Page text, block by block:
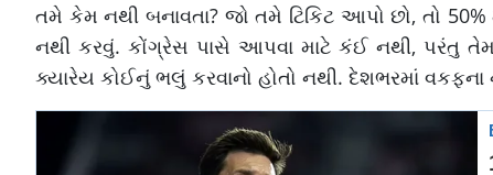
તમે કેમ નથી બનાવતા? જો તમે ટિકિટ આપો છો, તો
નથી કરવું. કોંગ્રેસ પાસે આપવા માટે કંઈ નથી, પરંતુ
ક્યારેય કોઈનું ભલું કરવાનો હોતો નથી. દેશભરમાં